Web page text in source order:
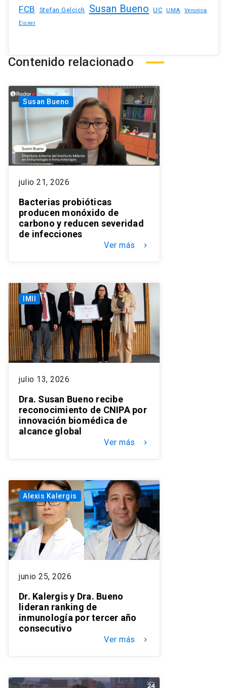
FCB
Stefan Gelcich Susan Bueno UC UMA
Veronica
Eisner
Contenido relacionado
Susan Bueno
julio 21, 2026
Bacterias probióticas
producen monóxido de
carbono y reducen severidad
de infecciones
Ver más keyboard_arrow_right
IMII
julio 13, 2026
Dra. Susan Bueno recibe
reconocimiento de CNIPA por
innovación biomédica de
alcance global
Ver más keyboard_arrow_right
Alexis Kalergis
junio 25, 2026
Dr. Kalergis y Dra. Bueno
lideran ranking de
inmunología por tercer año
consecutivo
Ver más keyboard_arrow_right